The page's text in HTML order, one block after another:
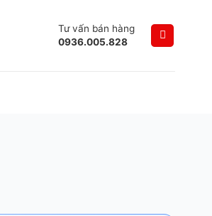
Tư vấn bán hàng
0936.005.828